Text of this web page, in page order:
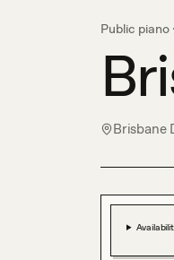
Public piano ·
Brisbane